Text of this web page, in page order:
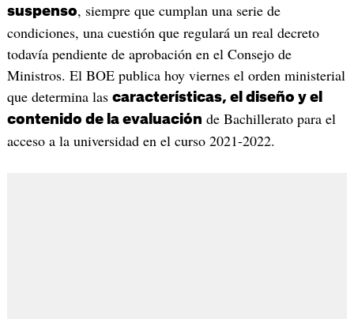
suspenso, siempre que cumplan una serie de
condiciones, una cuestión que regulará un real decreto
todavía pendiente de aprobación en el Consejo de
Ministros. El BOE publica hoy viernes el orden ministerial
que determina las características, el diseño y el
contenido de la evaluación de Bachillerato para el
acceso a la universidad en el curso 2021-2022.